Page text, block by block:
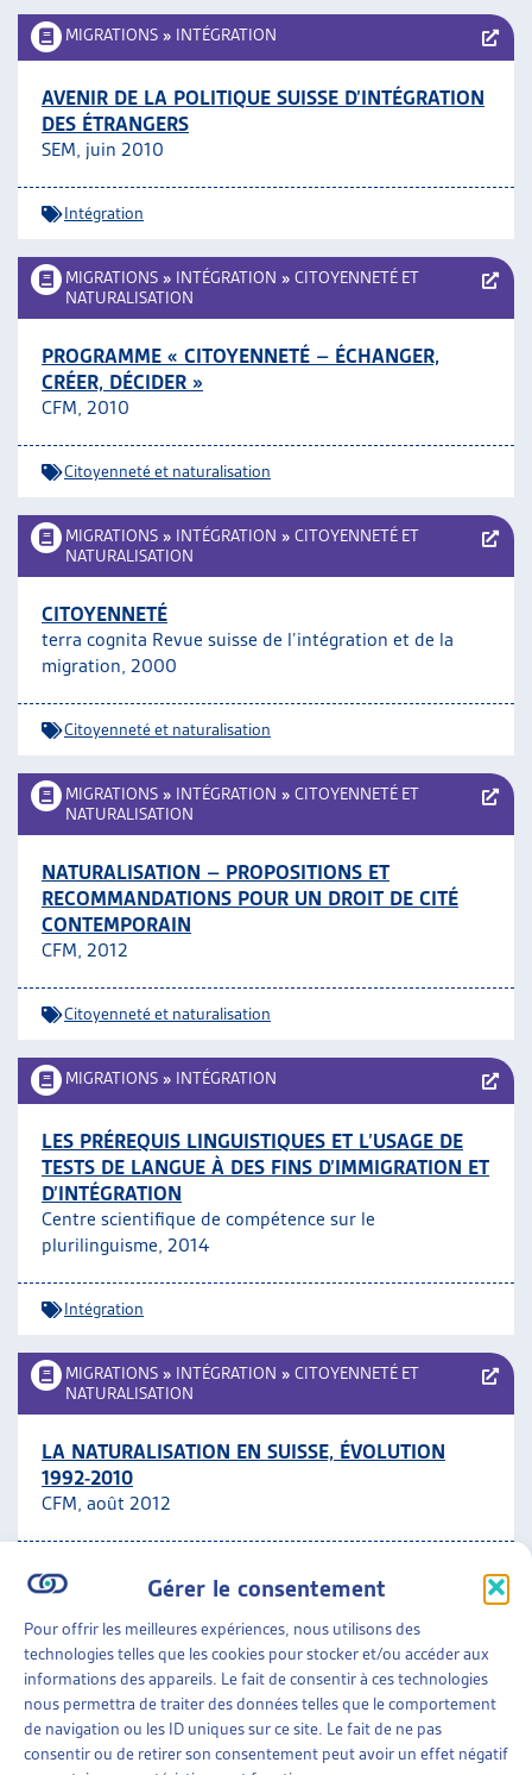
Gérer le consentement
Pour offrir les meilleures expériences, nous utilisons des
technologies telles que les cookies pour stocker et/ou accéder aux
informations des appareils. Le fait de consentir à ces technologies
nous permettra de traiter des données telles que le comportement
de navigation ou les ID uniques sur ce site. Le fait de ne pas
consentir ou de retirer son consentement peut avoir un effet négatif
MIGRATIONS » INTÉGRATION
AVENIR DE LA POLITIQUE SUISSE D’INTÉGRATION
DES ÉTRANGERS
SEM, juin 2010
Intégration
MIGRATIONS » INTÉGRATION » CITOYENNETÉ ET
NATURALISATION
PROGRAMME « CITOYENNETÉ – ÉCHANGER,
CRÉER, DÉCIDER »
CFM, 2010
Citoyenneté et naturalisation
MIGRATIONS » INTÉGRATION » CITOYENNETÉ ET
NATURALISATION
CITOYENNETÉ
terra cognita Revue suisse de l’intégration et de la
migration, 2000
Citoyenneté et naturalisation
MIGRATIONS » INTÉGRATION » CITOYENNETÉ ET
NATURALISATION
NATURALISATION – PROPOSITIONS ET
RECOMMANDATIONS POUR UN DROIT DE CITÉ
CONTEMPORAIN
CFM, 2012
Citoyenneté et naturalisation
MIGRATIONS » INTÉGRATION
LES PRÉREQUIS LINGUISTIQUES ET L’USAGE DE
TESTS DE LANGUE À DES FINS D’IMMIGRATION ET
D’INTÉGRATION
Centre scientifique de compétence sur le
plurilinguisme, 2014
Intégration
MIGRATIONS » INTÉGRATION » CITOYENNETÉ ET
NATURALISATION
LA NATURALISATION EN SUISSE, ÉVOLUTION
1992-2010
CFM, août 2012
MIGRATIONS»INTÉGRATION
DÉQUALIFIÉS! LE POTENTIEL INEXPLOITÉ DES
MIGRANTES ET DES MIGRANTS EN SUISSE
Croix-Rouge Suisse, août 2012